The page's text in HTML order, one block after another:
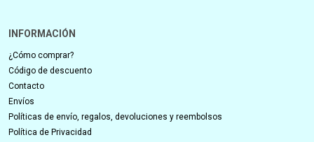
INFORMACIÓN
¿Cómo comprar?
Código de descuento
Contacto
Envíos
Políticas de envío, regalos, devoluciones y reembolsos
Política de Privacidad